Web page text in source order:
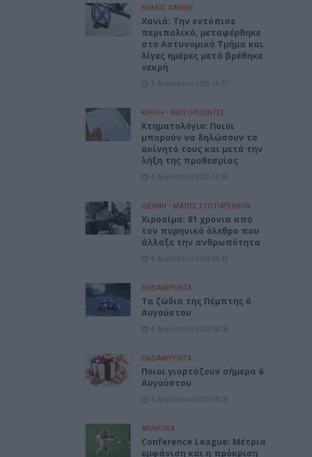
ΝΟΜΌΣ ΧΑΝΊΩΝ
Χανιά: Την εντόπισε
περιπολικό, μεταφέρθηκε
στο Αστυνομικό Τμήμα και
λίγες ημέρες μετά βρέθηκε
νεκρή
6 Αυγούστου 2026 16:57
ΚΡΗΤΗ • ΝΕΟΙ ΟΡΙΖΟΝΤΕΣ
Κτηματολόγιο: Ποιοι
μπορούν να δηλώσουν το
ακίνητό τους και μετά την
λήξη της προθεσμίας
6 Αυγούστου 2026 16:53
ΔΙΕΘΝΗ • ΜΑΤΙΕΣ ΣΤΟ ΠΑΡΕΛΘΟΝ
Χιροσίμα: 81 χρόνια από
τον πυρηνικό όλεθρο που
άλλαξε την ανθρωπότητα
6 Αυγούστου 2026 09:42
ΕΝΔΙΑΦΕΡΟΝΤΑ
Tα ζώδια της Πέμπτης 6
Αυγούστου
6 Αυγούστου 2026 08:06
ΕΝΔΙΑΦΕΡΟΝΤΑ
Ποιοι γιορτάζουν σήμερα 6
Αυγούστου
6 Αυγούστου 2026 08:03
ΑΘΛΗΤΙΚΑ
Conference League: Μέτρια
εμφάνιση και η πρόκριση